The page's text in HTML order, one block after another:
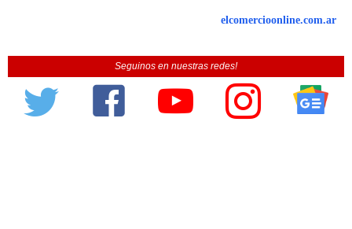
elcomercioonline.com.ar
Seguinos en nuestras redes!